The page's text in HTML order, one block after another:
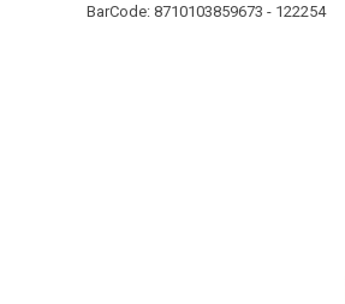
BarCode: 8710103859673 - 122254